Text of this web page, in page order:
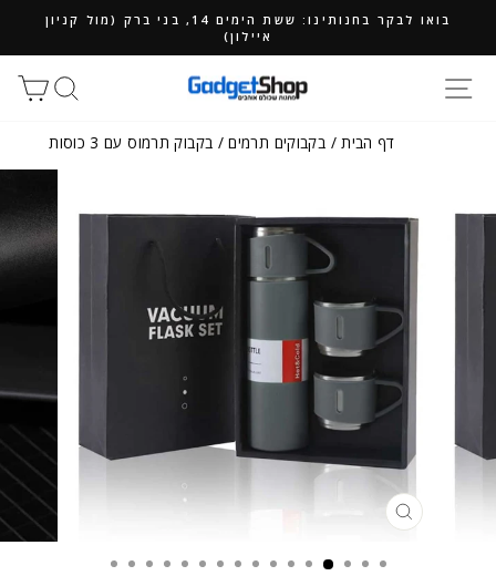
בואו לבקר בחנותינו: ששת הימים 14, בני ברק (מול קניון
איילון)
חיפוש
דף הבית/ בקבוקים תרמים / בקבוק תרמוס עם 3 כוסות
סגירה